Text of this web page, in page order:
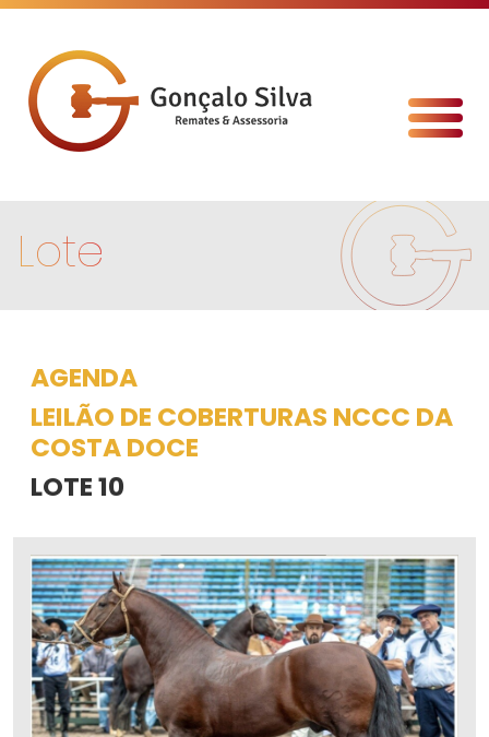
Lote
AGENDA
LEILÃO DE COBERTURAS NCCC DA
COSTA DOCE
LOTE 10